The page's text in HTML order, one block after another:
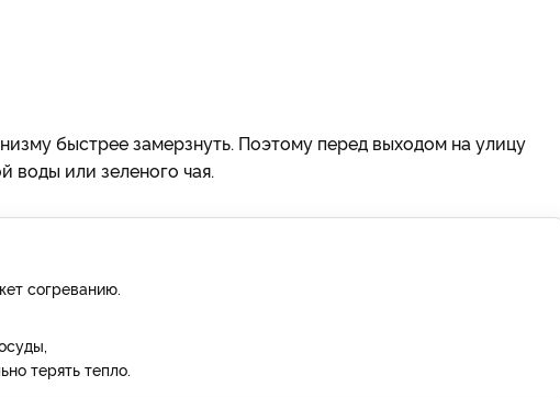
быстрее замерзнуть. Поэтому перед выходом на улицу
воды или зеленого чая.
согреванию.
терять тепло.